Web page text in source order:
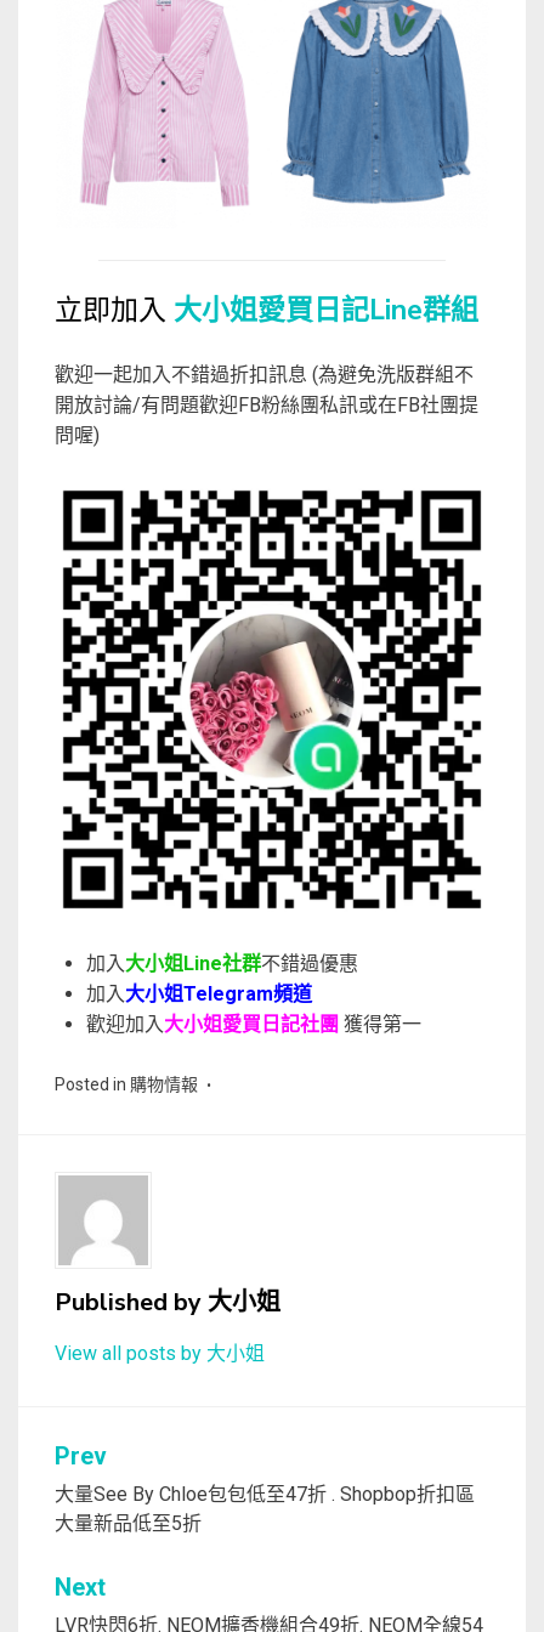
立即加入 大小姐愛買日記Line群組
歡迎一起加入不錯過折扣訊息 (為避免洗版群組不
開放討論/有問題歡迎FB粉絲團私訊或在FB社團提
問喔)
加入 大小姐Line社群不錯過優惠
加入 大小姐Telegram頻道
歡迎加入 大小姐愛買日記社團 獲得第一
Posted in 購物情報
Published by大小姐
View all posts by 大小姐
文
章
導
覽
Prev
大量See By Chloe包包低至47折 . Shopbop折扣區
大量新品低至5折
Next
LVR快閃6折. NEOM擴香機組合49折. NEOM全線54